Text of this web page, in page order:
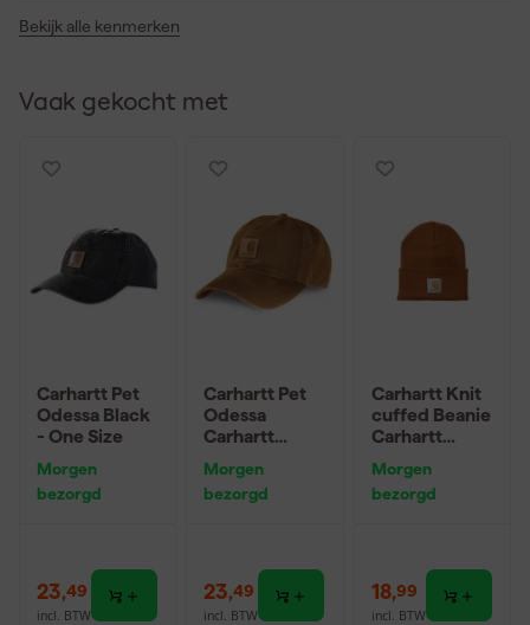
Bekijk alle kenmerken
Vaak gekocht met
Carhartt Pet
Odessa Black
- One Size
Morgen
bezorgd
23,49
incl. BTW
Carhartt Pet
Odessa
Carhartt
Size
Morgen
bezorgd
23,49
incl. BTW
Carhartt Knit
cuffed Beanie
Carhartt
Size
Morgen
bezorgd
18,99
incl. BTW